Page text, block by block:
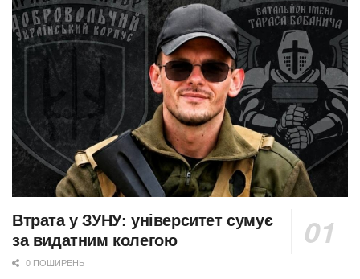
Втрата у ЗУНУ: університет сумує
за видатним колегою
0 ПОШИРЕНЬ